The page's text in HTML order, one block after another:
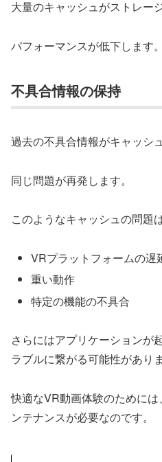
大量のキャッシュがストレー
パフォーマンスが低下します。
不具合情報の保持
過去の不具合情報がキャッシ
同じ問題が再発します。
このようなキャッシュの問題は
VRプラットフォームの遅
重い動作
特定の機能の不具合
さらにはアプリケーションが
ラブルに繋がる可能性がありま
快適なVR動画体験のために
ンテナンスが必要なのです。